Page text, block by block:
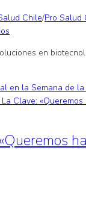
Chile/Pro Salud
en
en la Semana de